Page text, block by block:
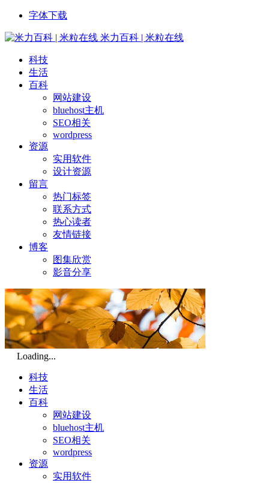
字体下载
米力百科 | 米粒在线
科技
生活
百科
网站建设
bluehost主机
SEO相关
wordpress
资源
实用软件
设计资源
留言
热门标签
联系方式
热心读者
友情链接
博客
图集欣赏
影音分享
Loading...
科技
生活
百科
网站建设
bluehost主机
SEO相关
wordpress
资源
实用软件